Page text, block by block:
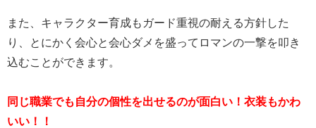
また、キャラクター育成もガード重視の耐える方針した
り、とにかく会心と会心ダメを盛ってロマンの一撃を叩き
込むことができます。
同じ職業でも自分の個性を出せるのが面白い！衣装もかわ
いい！！